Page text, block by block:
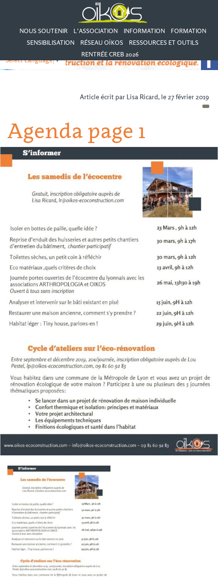
NOUS SOUTENIR L’ASSOCIATION INFORMATION
FORMATION
SENSIBILISATION
RÉSEAU OÏKOS
RESSOURCES ET OUTILS
RENTRÉE CREB 2026
Select Language▼
Article écrit par Lisa Ricard, le 27 février 2019
Agenda page 1